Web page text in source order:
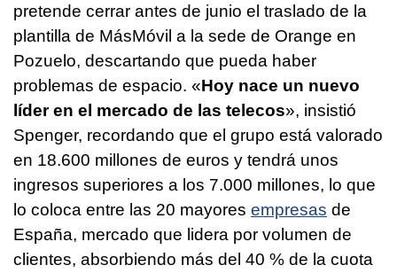
pretende cerrar antes de junio el traslado de la
plantilla de MásMóvil a la sede de Orange en
Pozuelo, descartando que pueda haber
problemas de espacio. «Hoy nace un nuevo
líder en el mercado de las telecos», insistió
Spenger, recordando que el grupo está valorado
en 18.600 millones de euros y tendrá unos
ingresos superiores a los 7.000 millones, lo que
lo coloca entre las 20 mayores empresas de
España, mercado que lidera por volumen de
clientes, absorbiendo más del 40 % de la cuota